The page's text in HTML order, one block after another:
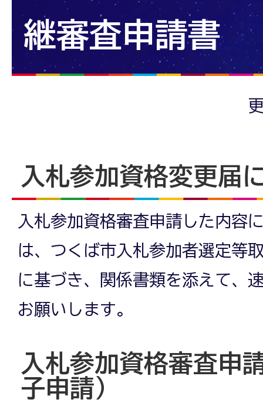
継審査申請書
入札参加資格変更届
入札参加資格審査申請した内容
は、つくば市入札参加者選定等
に基づき、関係書類を添えて、
お願いします。
入札参加資格審査申
子申請）